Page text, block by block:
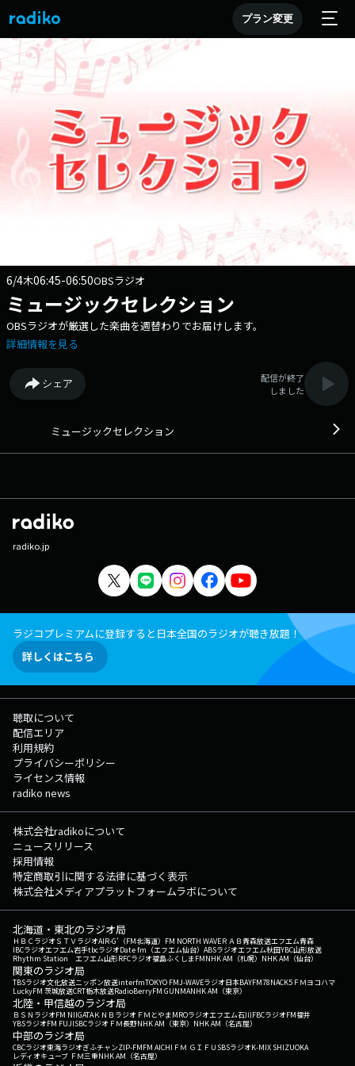
プラン変更
6/4木06:45-06:50OBSラジオ
ミュージックセレクション
OBSラジオが厳選した楽曲を週替わりでお届けします。
詳細情報を見る
シェア
配信が終了
しました
ミュージックセレクション
radiko.jp
ラジコプレミアムに登録すると日本全国のラジオが聴き放題！
詳しくはこちら
聴取について
配信エリア
利用規約
プライバシーポリシー
ライセンス情報
radiko news
株式会社radikoについて
ニュースリリース
採用情報
特定商取引に関する法律に基づく表示
株式会社メディアプラットフォームラボについて
北海道・東北のラジオ局
ＨＢＣラジオＳＴＶラジオAIR-G'（FM北海道） FM NORTH WAVEＲＡＢ青森放送エフエム青森
IBCラジオエフエム岩手tbcラジオDate fm（エフエム仙台） ABSラジオエフエム秋田YBC山形放送
Rhythm Station エフエム山形RFCラジオ福島ふくしまFMNHK AM（札幌） NHK AM（仙台）
関東のラジオ局
TBSラジオ文化放送ニッポン放送interfmTOKYO FMJ-WAVEラジオ日本BAYFM78NACK5 ＦＭヨコハマ
LuckyFM 茨城放送CRT栃木放送RadioBerryFM GUNMANHK AM（東京）
北陸・甲信越のラジオ局
ＢＳＮラジオFM NIIGATAＫＮＢラジオ ＦＭとやまMROラジオエフエム石川FBCラジオFM福井
YBSラジオFM FUJISBCラジオ ＦＭ長野NHK AM（東京） NHK AM（名古屋）
中部のラジオ局
CBCラジオ東海ラジオぎふチャンZIP-FMFM AICHI ＦＭ ＧＩＦＵ SBSラジオK-MIX SHIZUOKA
レディオキューブ ＦＭ三重NHK AM（名古屋）